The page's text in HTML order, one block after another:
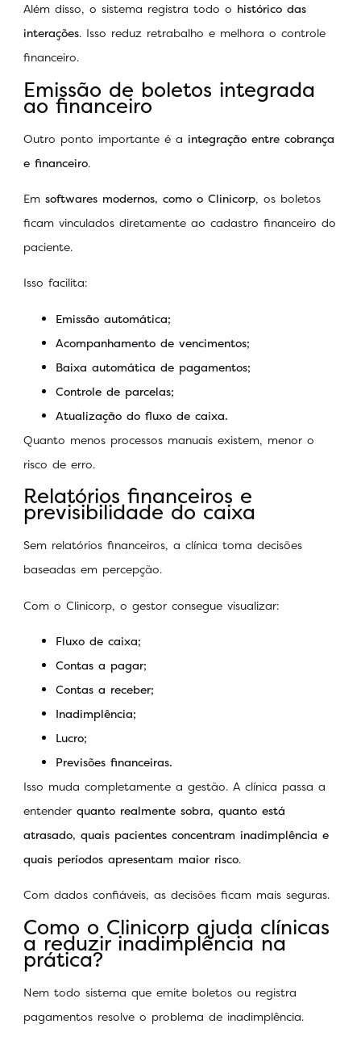
Além disso, o sistema registra todo o histórico das
interações. Isso reduz retrabalho e melhora o controle
financeiro.
Emissão de boletos integrada
ao financeiro
Outro ponto importante é a integração entre cobrança
e financeiro.
Em softwares modernos, como o Clinicorp, os boletos
ficam vinculados diretamente ao cadastro financeiro do
paciente.
Isso facilita:
Emissão automática;
Acompanhamento de vencimentos;
Baixa automática de pagamentos;
Controle de parcelas;
Atualização do fluxo de caixa.
Quanto menos processos manuais existem, menor o
risco de erro.
Relatórios financeiros e
previsibilidade do caixa
Sem relatórios financeiros, a clínica toma decisões
baseadas em percepção.
Com o Clinicorp, o gestor consegue visualizar:
Fluxo de caixa;
Contas a pagar;
Contas a receber;
Inadimplência;
Lucro;
Previsões financeiras.
Isso muda completamente a gestão. A clínica passa a
entender quanto realmente sobra, quanto está
atrasado, quais pacientes concentram inadimplência e
quais períodos apresentam maior risco.
Com dados confiáveis, as decisões ficam mais seguras.
Como o Clinicorp ajuda clínicas
a reduzir inadimplência na
prática?
Nem todo sistema que emite boletos ou registra
pagamentos resolve o problema de inadimplência.